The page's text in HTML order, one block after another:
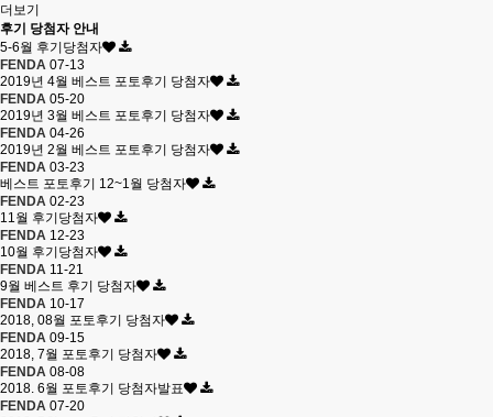
더보기
후기 당첨자 안내
5-6월 후기당첨자
FENDA 07-13
2019년 4월 베스트 포토후기 당첨자
FENDA 05-20
2019년 3월 베스트 포토후기 당첨자
FENDA 04-26
2019년 2월 베스트 포토후기 당첨자
FENDA 03-23
베스트 포토후기 12~1월 당첨자
FENDA 02-23
11월 후기당첨자
FENDA 12-23
10월 후기당첨자
FENDA 11-21
9월 베스트 후기 당첨자
FENDA 10-17
2018, 08월 포토후기 당첨자
FENDA 09-15
2018, 7월 포토후기 당첨자
FENDA 08-08
2018. 6월 포토후기 당첨자발표
FENDA 07-20